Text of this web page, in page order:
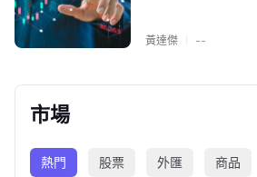
黃達傑 --
市場
熱門 股票 外匯 商品